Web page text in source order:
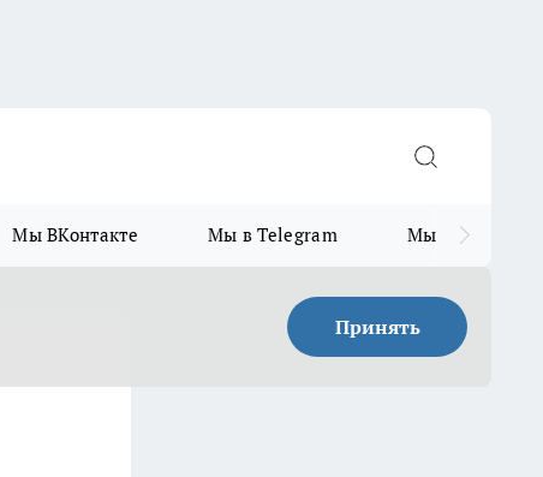
Мы ВКонтакте Мы в Telegram Мы в MAX
Принять